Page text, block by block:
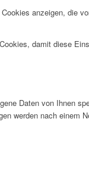
anzeigen, die
damit diese
Daten von Ihnen
werden nach einem